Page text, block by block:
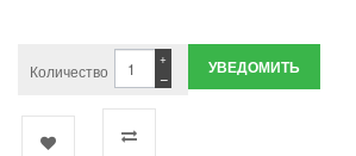
Количество −
+ УВЕДОМИТЬ